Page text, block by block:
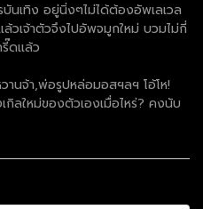
นเทิง อยู่นิ่งๆไม่ได้ต้องอัพเลเวล
วเจ้าตัวจึงไปอัพจมูกใหม่ บวมไม่กี่
ดแล้ว
นจ้า,พ่อรูปหล่อมอสฯลฯ โอ้โห!
ลใหม่ของตัวเองเมื่อไหร่? คงนับ